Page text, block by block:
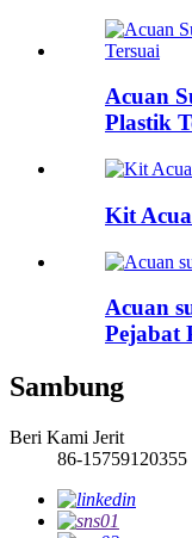
Acuan
Plastik
Kit
Acuan
Pejabat
Sambung
Beri Kami Jerit
86-15759120355